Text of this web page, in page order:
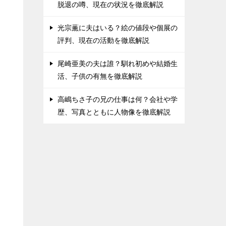
脱退の噂、現在の状況を徹底解説
光宗薫に夫はいる？絵の値段や個展の
評判、現在の活動を徹底解説
尾崎亜美の夫は誰？馴れ初めや結婚生
活、子供の有無を徹底解説
高嶋ちさ子の兄の仕事は何？会社や学
歴、写真とともに人物像を徹底解説